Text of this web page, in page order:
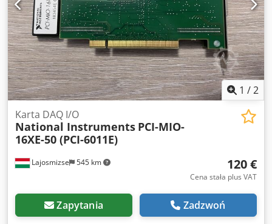
Działanie wszystkich kanałów analogowych i cyfrowych
zostało zweryfikowane. Kompatybilny z LabVIEW i
LabWindows/CVI. Pochodzi z działającego środowiska
przemysłowego, bez stwierdzonych usterek. Wysyłka z
Węgier. Dostępna wysyłka międzynarodowa. Starannie
zapakowane z zabezpieczeniem antystatycznym.
1 /2
Lajosmizse 545 km
Karta DAQ I/O
National Instruments PCI-MIO-
16XE-50 (PCI-6011E)
120 €
Cena stała plus VAT
Zapytania Zadzwoń